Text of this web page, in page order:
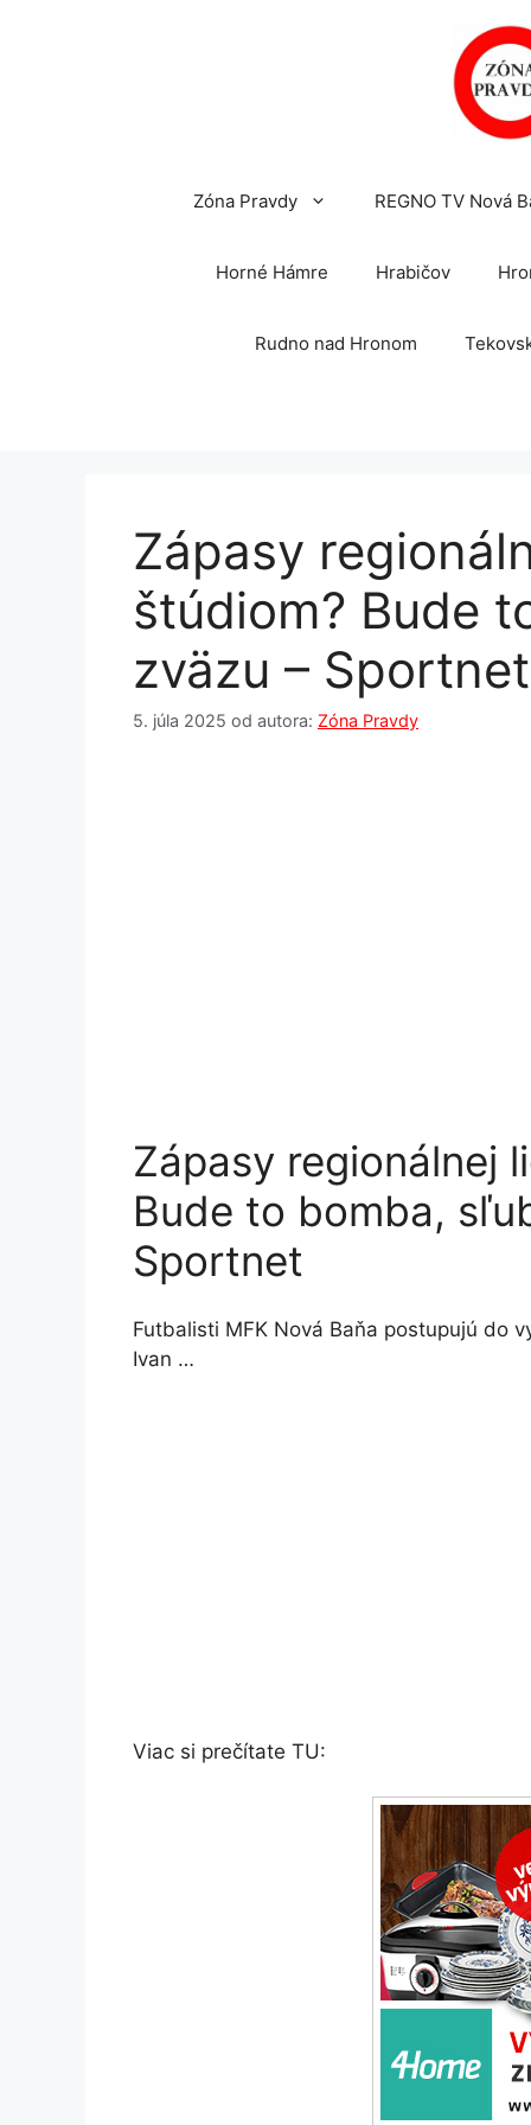
Zóna Pravdy REGNO TV Nová
Horné Hámre Hrabičov
Rudno nad Hronom
Zápasy
štúdiom? Bude
zväzu – Sportnet
5. júla 2025 od autora: Zóna Pravdy
Zápasy regionálnej
Bude to bomba,
Sportnet
Futbalisti MFK Nová Baňa postupujú do
Ivan …
Viac si prečítate TU: